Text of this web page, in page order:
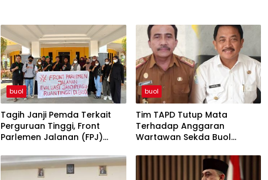
buol
Tagih Janji Pemda Terkait
Perguruan Tinggi, Front
Parlemen Jalanan (FPJ)
Buol
buol
Tim TAPD Tutup Mata
Terhadap Anggaran
Wartawan Sekda Buol
Jurnalis